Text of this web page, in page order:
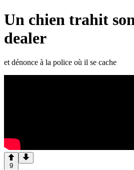
Un chien trahit
dealer
et dénonce à la police où il se cache
9